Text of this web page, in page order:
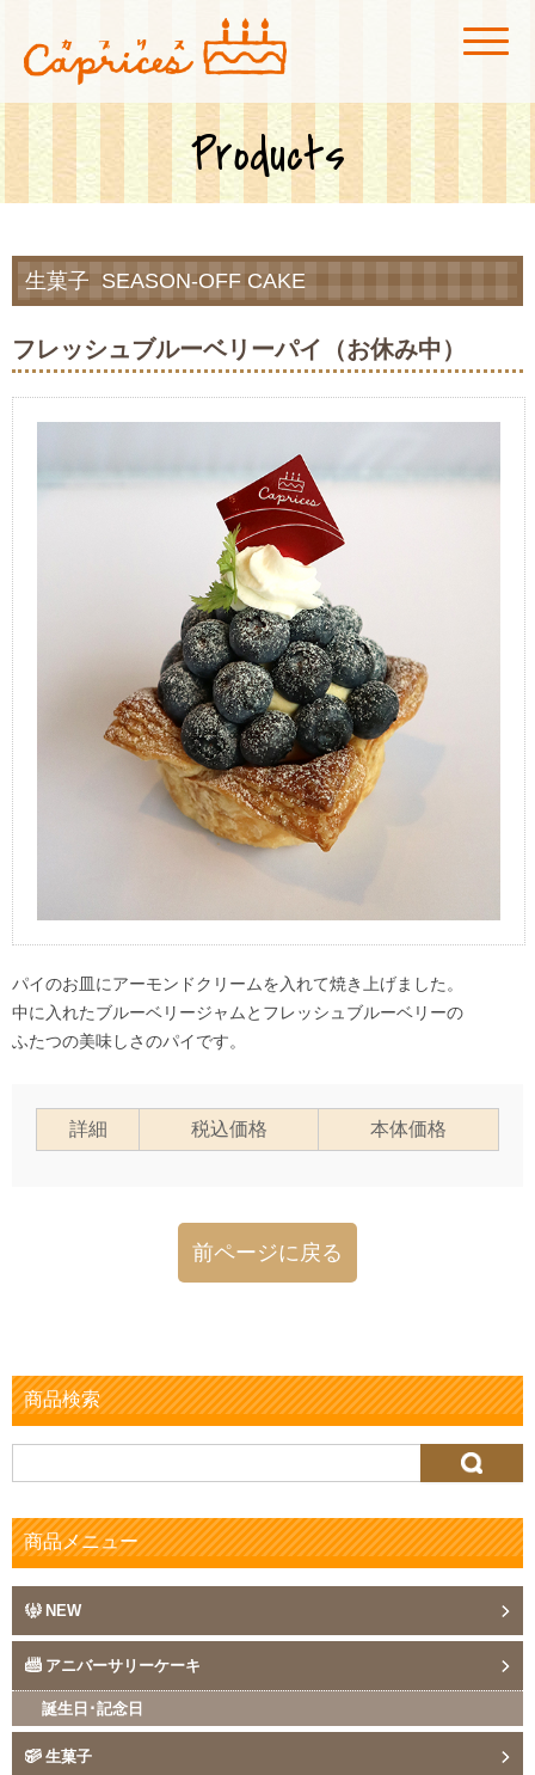
菓子工房カプリス
広島市安佐北区にある玖村駅付近のケーキ屋「菓子工房カプリス」です。店
内にカフェスペースも併設、真っ赤な看板が目印です！
Products
生菓子 SEASON-OFF CAKE
フレッシュブルーベリーパイ（お休み中）
パイのお皿にアーモンドクリームを入れて焼き上げました。
中に入れたブルーベリージャムとフレッシュブルーベリーの
ふたつの美味しさのパイです。
詳細 税込価格 本体価格
前ページに戻る
商品検索
索:
商品メニュー
NEW
アニバーサリーケーキ
誕生日･記念日
生菓子